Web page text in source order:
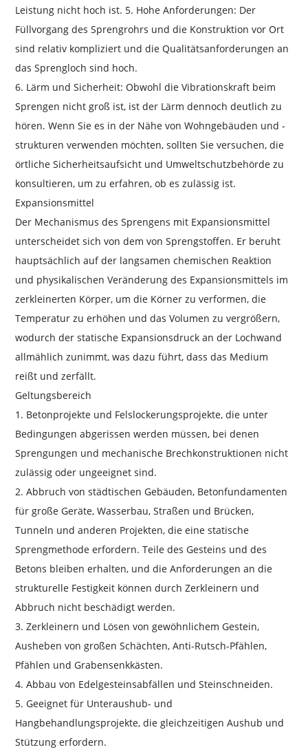
Leistung nicht hoch ist. 5. Hohe Anforderungen: Der
Füllvorgang des Sprengrohrs und die Konstruktion vor Ort
sind relativ kompliziert und die Qualitätsanforderungen an
das Sprengloch sind hoch.
6. Lärm und Sicherheit: Obwohl die Vibrationskraft beim
Sprengen nicht groß ist, ist der Lärm dennoch deutlich zu
hören. Wenn Sie es in der Nähe von Wohngebäuden und -
strukturen verwenden möchten, sollten Sie versuchen, die
örtliche Sicherheitsaufsicht und Umweltschutzbehörde zu
konsultieren, um zu erfahren, ob es zulässig ist.
Expansionsmittel
Der Mechanismus des Sprengens mit Expansionsmittel
unterscheidet sich von dem von Sprengstoffen. Er beruht
hauptsächlich auf der langsamen chemischen Reaktion
und physikalischen Veränderung des Expansionsmittels im
zerkleinerten Körper, um die Körner zu verformen, die
Temperatur zu erhöhen und das Volumen zu vergrößern,
wodurch der statische Expansionsdruck an der Lochwand
allmählich zunimmt, was dazu führt, dass das Medium
reißt und zerfällt.
Geltungsbereich
1. Betonprojekte und Felslockerungsprojekte, die unter
Bedingungen abgerissen werden müssen, bei denen
Sprengungen und mechanische Brechkonstruktionen nicht
zulässig oder ungeeignet sind.
2. Abbruch von städtischen Gebäuden, Betonfundamenten
für große Geräte, Wasserbau, Straßen und Brücken,
Tunneln und anderen Projekten, die eine statische
Sprengmethode erfordern. Teile des Gesteins und des
Betons bleiben erhalten, und die Anforderungen an die
strukturelle Festigkeit können durch Zerkleinern und
Abbruch nicht beschädigt werden.
3. Zerkleinern und Lösen von gewöhnlichem Gestein,
Ausheben von großen Schächten, Anti-Rutsch-Pfählen,
Pfählen und Grabensenkkästen.
4. Abbau von Edelgesteinsabfällen und Steinschneiden.
5. Geeignet für Unteraushub- und
Hangbehandlungsprojekte, die gleichzeitigen Aushub und
Stützung erfordern.